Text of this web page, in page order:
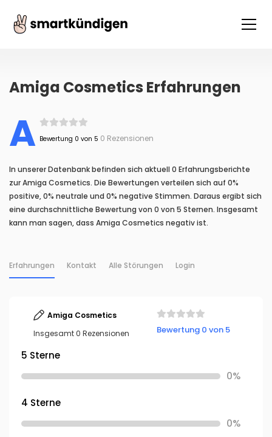
Amiga Cosmetics Erfahrungen
A Bewertung 0 von 5 0 Rezensionen
In unserer Datenbank befinden sich aktuell 0 Erfahrungsberichte
zur Amiga Cosmetics. Die Bewertungen verteilen sich auf 0%
positive, 0% neutrale und 0% negative Stimmen. Daraus ergibt sich
eine durchschnittliche Bewertung von 0 von 5 Sternen. Insgesamt
kann man sagen, dass Amiga Cosmetics negativ ist.
Erfahrungen Kontakt Alle Störungen Login
Amiga Cosmetics
Insgesamt 0 Rezensionen
Bewertung 0 von 5
5 Sterne
0%
4 Sterne
0%